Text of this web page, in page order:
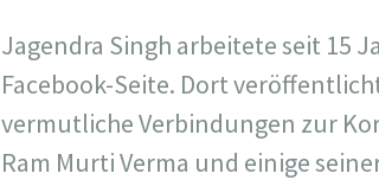
Jagendra Singh arbeitete seit 15
Facebook-Seite. Dort
vermutliche Verbindungen zur
Ram Murti Verma und einige